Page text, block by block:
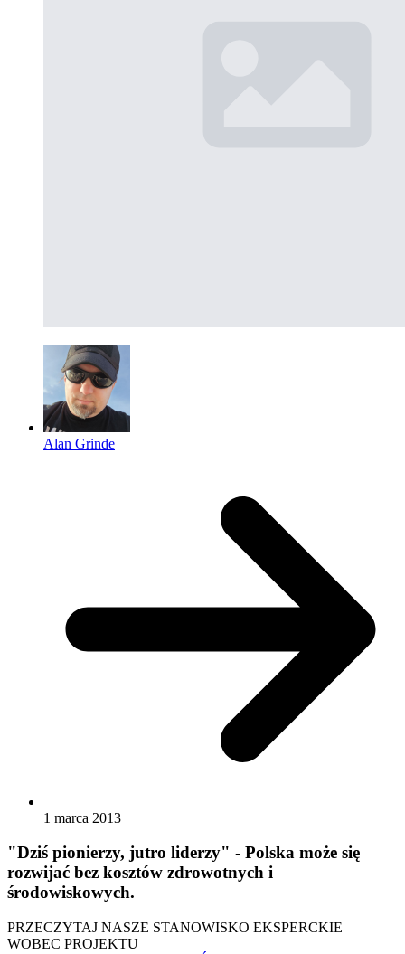
Alan Grinde
1 marca 2013
"Dziś pionierzy, jutro liderzy" - Polska może się
rozwijać bez kosztów zdrowotnych i
środowiskowych.
PRZECZYTAJ NASZE STANOWISKO EKSPERCKIE
WOBEC PROJEKTU